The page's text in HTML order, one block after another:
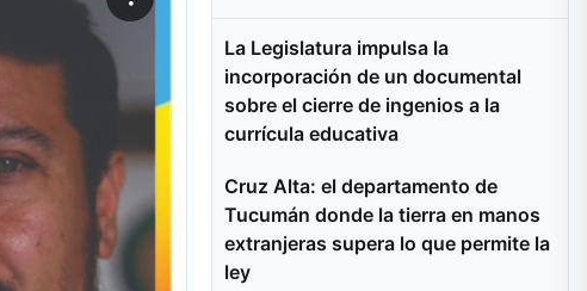
La Legislatura impulsa la
incorporación de un documental
sobre el cierre de ingenios a la
currícula educativa
Cruz Alta: el departamento de
Tucumán donde la tierra en manos
extranjeras supera lo que permite la
ley